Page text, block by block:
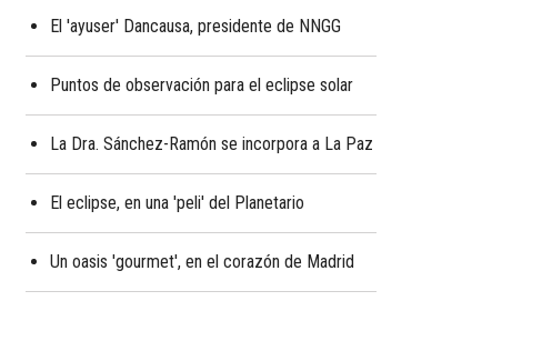
El 'ayuser' Dancausa, presidente de NNGG
Puntos de observación para el eclipse solar
La Dra. Sánchez-Ramón se incorpora a La Paz
El eclipse, en una 'peli' del Planetario
Un oasis 'gourmet', en el corazón de Madrid